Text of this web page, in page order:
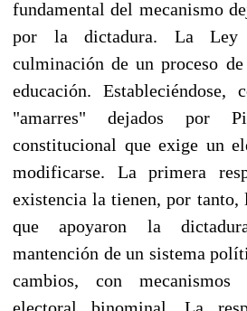
fundamental del mecanismo
por la dictadura. La Ley
culminación de un proceso
educación. Estableciéndose,
"amarres" dejados por
constitucional que exige un
modificarse. La primera
existencia la tienen, por tanto,
que apoyaron la
mantención de un sistema
cambios, con